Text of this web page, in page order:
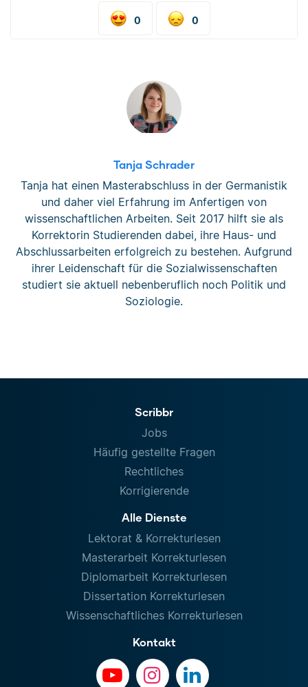
0 0
Tanja Schrader
Tanja hat einen Masterabschluss in der Germanistik
und daher viel Erfahrung im Anfertigen von
wissenschaftlichen Arbeiten. Seit 2017 hilft sie als
Korrektorin Studierenden dabei, ihre Haus- und
Abschlussarbeiten erfolgreich zu bestehen. Aufgrund
ihrer Leidenschaft für die Sozialwissenschaften
studiert sie aktuell nebenberuflich noch Politik und
Soziologie.
Scribbr
Jobs
Häufig gestellte Fragen
Rechtliches
Korrigierende
Alle Dienste
Lektorat & Korrekturlesen
Masterarbeit Korrekturlesen
Diplomarbeit Korrekturlesen
Dissertation Korrekturlesen
Wissenschaftliches Korrekturlesen
Kontakt